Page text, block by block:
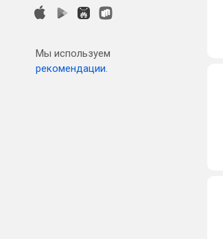
Мы используем
рекомендации.